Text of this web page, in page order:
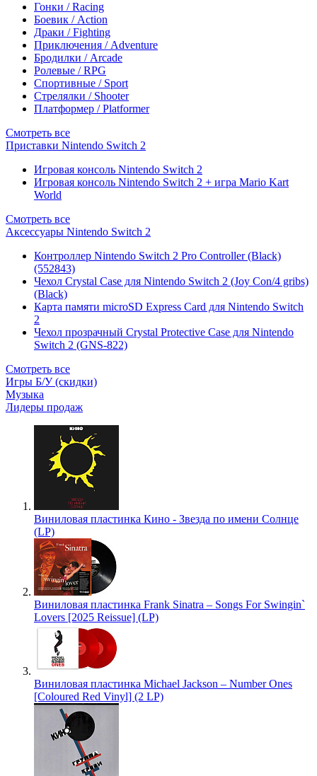
Гонки / Racing
Боевик / Action
Драки / Fighting
Приключения / Adventure
Бродилки / Arcade
Ролевые / RPG
Спортивные / Sport
Стрелялки / Shooter
Платформер / Platformer
Смотреть все
Приставки Nintendo Switch 2
Игровая консоль Nintendo Switch 2
Игровая консоль Nintendo Switch 2 + игра Mario Kart
World
Смотреть все
Аксессуары Nintendo Switch 2
Контроллер Nintendo Switch 2 Pro Controller (Black)
(552843)
Чехол Сrystal Сase для Nintendo Switch 2 (Joy Con/4 gribs)
(Black)
Карта памяти microSD Express Card для Nintendo Switch
2
Чехол прозрачный Crystal Protective Case для Nintendo
Switch 2 (GNS-822)
Смотреть все
Игры Б/У (скидки)
Музыка
Лидеры продаж
Виниловая пластинка Кино - Звезда по имени Солнце
(LP)
Виниловая пластинка Frank Sinatra – Songs For Swingin`
Lovers [2025 Reissue] (LP)
Виниловая пластинка Michael Jackson – Number Ones
[Coloured Red Vinyl] (2 LP)